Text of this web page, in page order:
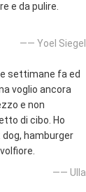
e da pulire.
—— Yoel Siegel
settimane fa ed
voglio ancora
e non
di cibo. Ho
hamburger
—— Ulla